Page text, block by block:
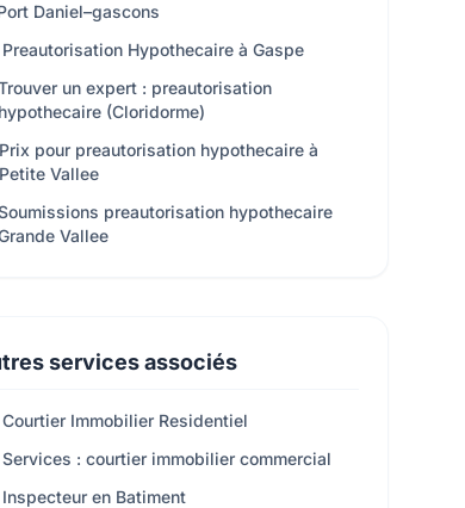
Daniel–gascons
Preautorisation Hypothecaire à Gaspe
un expert : preautorisation
hypothecaire (Cloridorme)
Prix pour preautorisation hypothecaire à
Petite Vallee
preautorisation hypothecaire
Vallee
services associés
Courtier Immobilier Residentiel
Services : courtier immobilier commercial
Inspecteur en Batiment